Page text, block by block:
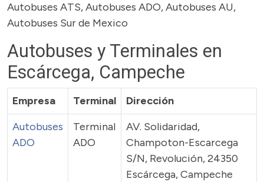
Autobuses ATS, Autobuses ADO, Autobuses AU,
Autobuses Sur de Mexico
Autobuses y Terminales en
Escárcega, Campeche
Empresa Terminal
Dirección
Autobuses
ADO
Terminal
ADO
AV. Solidaridad,
Champoton-Escarcega
S/N, Revolución, 24350
Escárcega, Campeche